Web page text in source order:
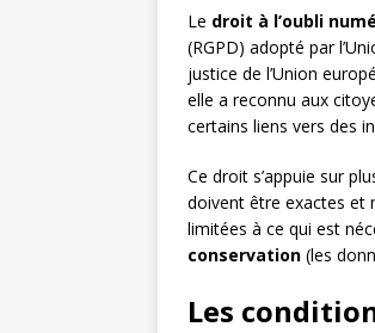
Le droit à l’oubli
(RGPD) adopté par
justice de l’Union
elle a reconnu aux
certains liens vers des
Ce droit s’appuie sur
doivent être exactes et
limitées à ce qui est
conservation (les
Les